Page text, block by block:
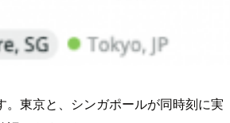
。東京と、シンガポールが同時刻に実